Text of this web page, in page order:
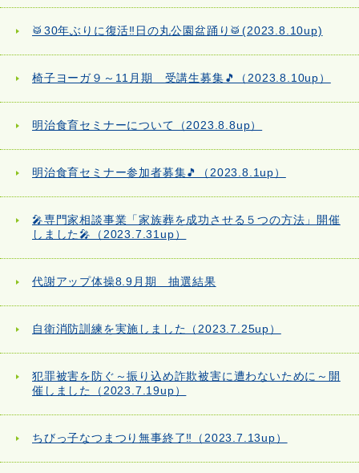
🥁30年ぶりに復活‼日の丸公園盆踊り🥁(2023.8.10up)
椅子ヨーガ９～11月期 受講生募集🎵（2023.8.10up）
明治食育セミナーについて（2023.8.8up）
明治食育セミナー参加者募集🎵（2023.8.1up）
🎤専門家相談事業「家族葬を成功させる５つの方法」開催
しました🎤（2023.7.31up）
代謝アップ体操8.9月期 抽選結果
自衛消防訓練を実施しました（2023.7.25up）
犯罪被害を防ぐ～振り込め詐欺被害に遭わないために～開
催しました（2023.7.19up）
ちびっ子なつまつり無事終了‼（2023.7.13up）